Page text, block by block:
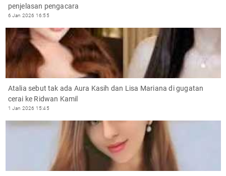
penjelasan pengacara
6 Jan 2026 16:55
Atalia sebut tak ada Aura Kasih dan Lisa Mariana di gugatan
cerai ke Ridwan Kamil
1 Jan 2026 15:45